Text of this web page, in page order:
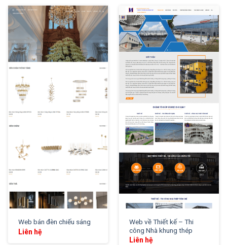
Web bán đèn chiếu sáng
Liên hệ
Web về Thiết kế – Thi
công Nhà khung thép
Liên hệ
XEM THỬ